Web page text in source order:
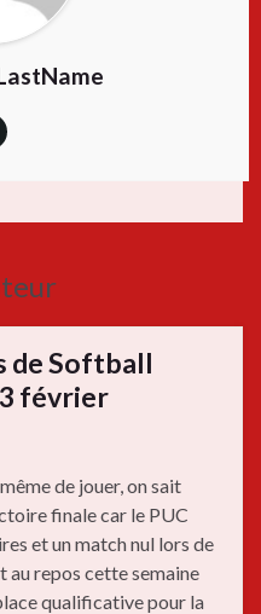
de Softball
février
de jouer, on sait
finale car le PUC
et un match nul lors de
au repos cette semaine
qualificative pour la